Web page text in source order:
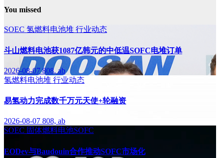
You missed
SOEC 氢燃料电池堆 行业动态
斗山燃料电池获1087亿韩元的中低温SOFC电堆订单
2026-08-07808, ab
氢燃料电池堆 行业动态
易氢动力完成数千万元天使+轮融资
2026-08-07 808, ab
SOEC 固体燃料电池SOFC
EODev与Baudouin合作推动SOFC市场化